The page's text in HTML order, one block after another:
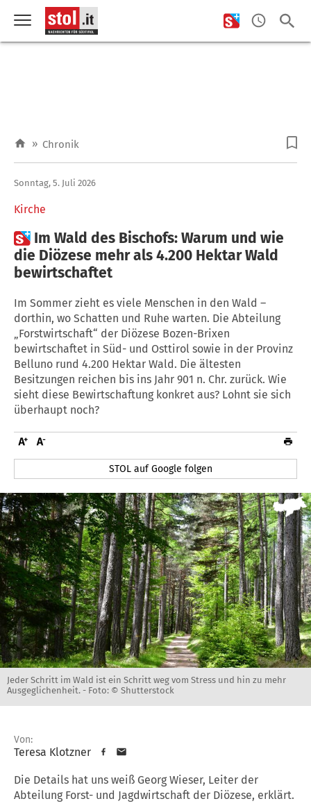
» Chronik
Kirche
Sonntag, 5. Juli 2026
 Im Wald des Bischofs: Warum und wie
die Diözese mehr als 4.200 Hektar Wald
bewirtschaftet
Im Sommer zieht es viele Menschen in den Wald –
dorthin, wo Schatten und Ruhe warten. Die Abteilung
„Forstwirtschaft“ der Diözese Bozen-Brixen
bewirtschaftet in Süd- und Osttirol sowie in der Provinz
Belluno rund 4.200 Hektar Wald. Die ältesten
Besitzungen reichen bis ins Jahr 901 n. Chr. zurück. Wie
sieht diese Bewirtschaftung konkret aus? Lohnt sie sich
überhaupt noch?
STOL auf Google folgen
Jeder Schritt im Wald ist ein Schritt weg vom Stress und hin zu mehr
Ausgeglichenheit. - Foto: © Shutterstock
Von:
Teresa Klotzner
Die Details hat uns weiß Georg Wieser, Leiter der
Abteilung Forst- und Jagdwirtschaft der Diözese, erklärt.